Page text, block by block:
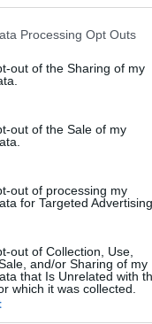
this website/app uses one
visit or usage behaviour.
to Google and its
below specified purposes
Processing Opt Outs
out of the Sharing of my
out of the Sale of my
out of processing my
for Targeted Advertising.
out of Collection, Use,
and/or Sharing of my
that Is Unrelated with
which it was collected.
fogy ki a víz
a közlekedés az
ki a
a hamisítatlan
indult a hazai